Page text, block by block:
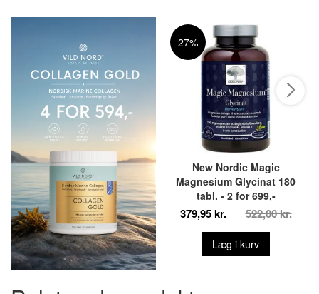
27%
New Nordic Magic
Magnesium Glycinat 180
tabl. - 2 for 699,-
379,95 kr. 522,00 kr.
Læg i kurv